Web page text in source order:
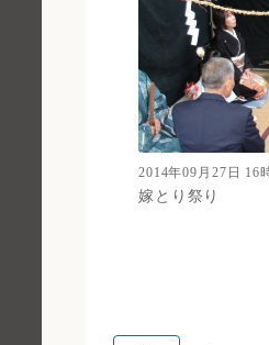
2014年09月27日 16
嫁とり祭り